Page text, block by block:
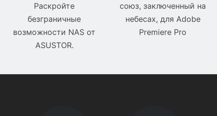
Раскройте
безграничные
возможности NAS от
ASUSTOR.
союз, заключенный на
небесах, для Adobe
Premiere Pro